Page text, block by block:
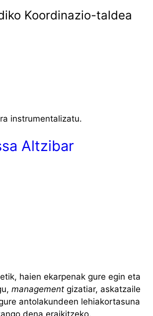
Koordinazio-taldea
instrumentalizatu.
Altzibar
haien ekarpenak gure egin eta
management gizatiar, askatzaile
antolakundeen lehiakortasuna
dena eraikitzeko.